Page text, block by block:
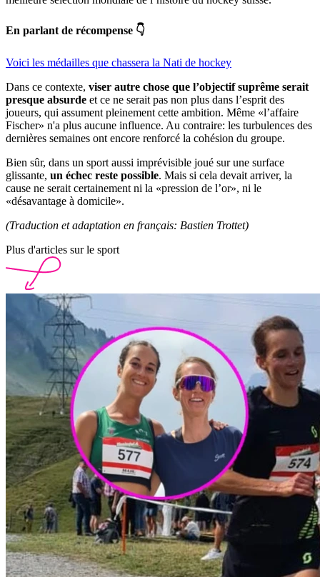
En parlant de récompense 👇
Voici les médailles que chassera la Nati de hockey
Dans ce contexte, viser autre chose que l’objectif suprême serait
presque absurde et ce ne serait pas non plus dans l’esprit des
joueurs, qui assument pleinement cette ambition. Même «l’affaire
Fischer» n'a plus aucune influence. Au contraire: les turbulences des
dernières semaines ont encore renforcé la cohésion du groupe.
Bien sûr, dans un sport aussi imprévisible joué sur une surface
glissante, un échec reste possible. Mais si cela devait arriver, la
cause ne serait certainement ni la «pression de l’or», ni le
«désavantage à domicile».
(Traduction et adaptation en français: Bastien Trottet)
Plus d'articles sur le sport